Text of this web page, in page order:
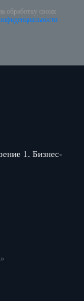
обработку своих
1. Бизнес-